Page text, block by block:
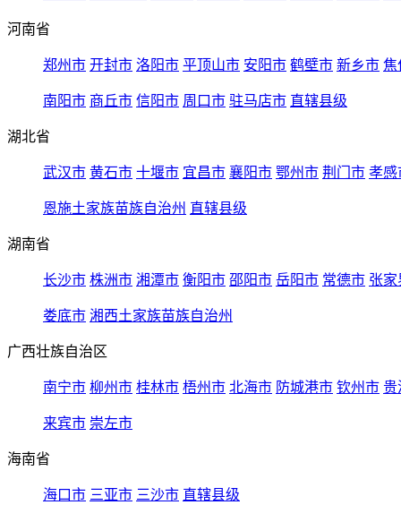
河南省
郑州市 开封市 洛阳市 平顶山市 安阳市 鹤壁市 新乡市 焦
南阳市 商丘市 信阳市 周口市 驻马店市 直辖县级
湖北省
武汉市 黄石市 十堰市 宜昌市 襄阳市 鄂州市 荆门市 孝感
恩施土家族苗族自治州 直辖县级
湖南省
长沙市 株洲市 湘潭市 衡阳市 邵阳市 岳阳市 常德市 张家
娄底市 湘西土家族苗族自治州
广西壮族自治区
南宁市 柳州市 桂林市 梧州市 北海市 防城港市 钦州市 贵
来宾市 崇左市
海南省
海口市 三亚市 三沙市 直辖县级